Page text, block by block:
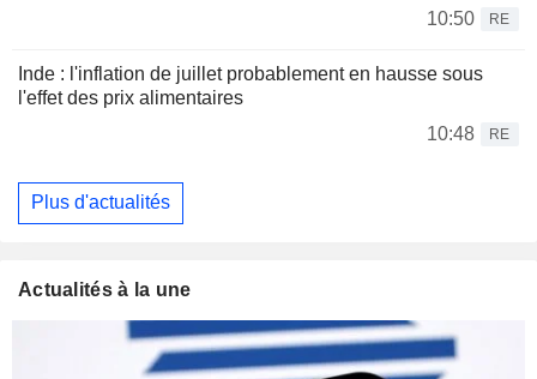
10:50
RE
Inde : l'inflation de juillet probablement en hausse sous
l'effet des prix alimentaires
10:48
RE
Plus d'actualités
Actualités à la une